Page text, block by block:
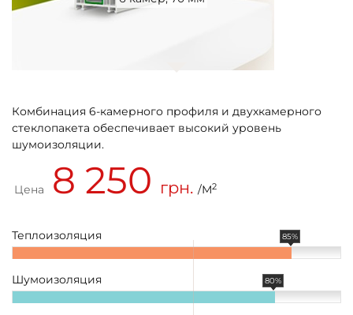
Комбинация 6-камерного профиля и двухкамерного
стеклопакета обеспечивает высокий уровень
шумоизоляции.
Цена 8 250 грн. /М2
Теплоизоляция 85%
Шумоизоляция 80%